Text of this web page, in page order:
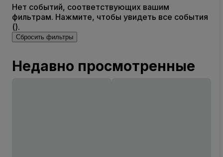
Нет событий, соответствующих вашим
фильтрам. Нажмите, чтобы увидеть все события
().
Сбросить фильтры
Недавно просмотренные